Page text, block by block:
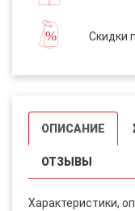
Скидки
ОПИСАНИЕ
ОТЗЫВЫ
Характеристики,